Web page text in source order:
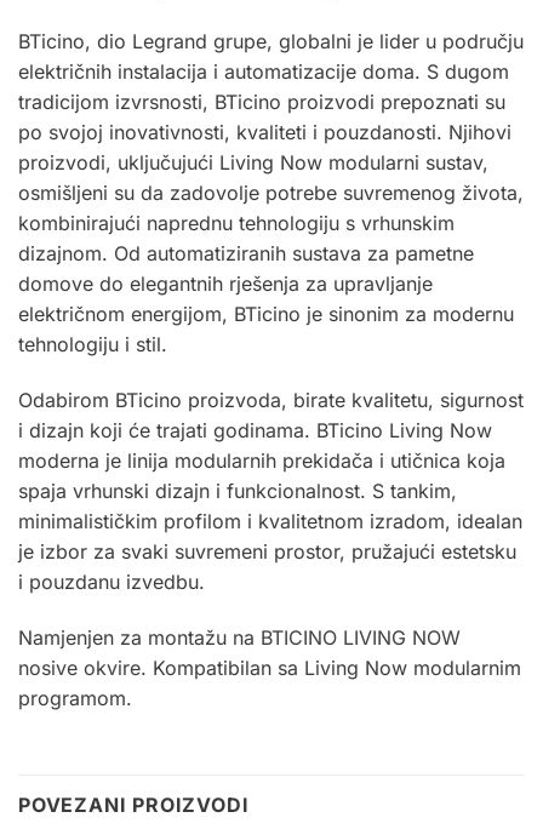
BTicino, dio Legrand grupe, globalni je lider u području
električnih instalacija i automatizacije doma. S dugom
tradicijom izvrsnosti, BTicino proizvodi prepoznati su
po svojoj inovativnosti, kvaliteti i pouzdanosti. Njihovi
proizvodi, uključujući Living Now modularni sustav,
osmišljeni su da zadovolje potrebe suvremenog života,
kombinirajući naprednu tehnologiju s vrhunskim
dizajnom. Od automatiziranih sustava za pametne
domove do elegantnih rješenja za upravljanje
električnom energijom, BTicino je sinonim za modernu
tehnologiju i stil.
Odabirom BTicino proizvoda, birate kvalitetu, sigurnost
i dizajn koji će trajati godinama. BTicino Living Now
moderna je linija modularnih prekidača i utičnica koja
spaja vrhunski dizajn i funkcionalnost. S tankim,
minimalističkim profilom i kvalitetnom izradom, idealan
je izbor za svaki suvremeni prostor, pružajući estetsku
i pouzdanu izvedbu.
Namjenjen za montažu na BTICINO LIVING NOW
nosive okvire. Kompatibilan sa Living Now modularnim
programom.
POVEZANI PROIZVODI